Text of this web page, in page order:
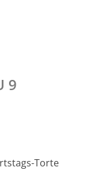
9
Torte